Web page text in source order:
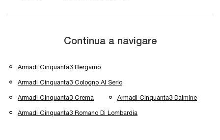
Continua a navigare
Armadi Cinquanta3 Bergamo
Armadi Cinquanta3 Cologno Al Serio
Armadi Cinquanta3 Crema Armadi Cinquanta3 Dalmine
Armadi Cinquanta3 Romano Di Lombardia